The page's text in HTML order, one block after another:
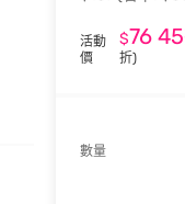
活動
價
$7645
折)
數量